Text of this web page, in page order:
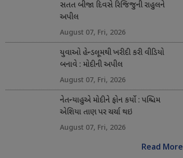
સતત બીજા દિવસે રિજિજુની રાહુલને
અપીલ
August 07, Fri, 2026
યુવાઓ હેન્ડલૂમથી ખરીદી કરી વીડિયો
બનાવે : મોદીની અપીલ
August 07, Fri, 2026
નેતન્યાહુએ મોદીને ફોન કર્યો : પશ્ચિમ
એશિયા તાણ પર ચર્ચા થઇ
August 07, Fri, 2026
Read More